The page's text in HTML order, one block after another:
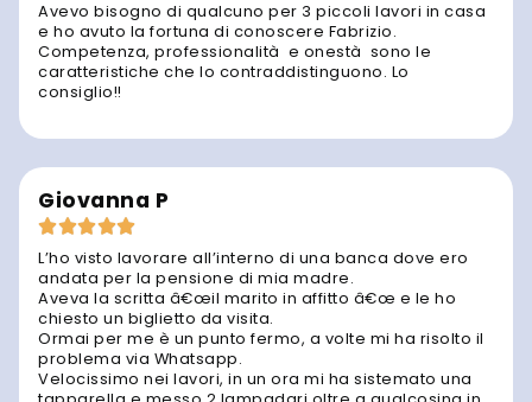
Avevo bisogno di qualcuno per 3 piccoli lavori in casa
e ho avuto la fortuna di conoscere Fabrizio.
Competenza, professionalità e onestà sono le
caratteristiche che lo contraddistinguono. Lo
consiglio!!
Giovanna P
L’ho visto lavorare all’interno di una banca dove ero
andata per la pensione di mia madre.
Aveva la scritta â€œil marito in affitto â€œ e le ho
chiesto un biglietto da visita.
Ormai per me è un punto fermo, a volte mi ha risolto il
problema via Whatsapp.
Velocissimo nei lavori, in un ora mi ha sistemato una